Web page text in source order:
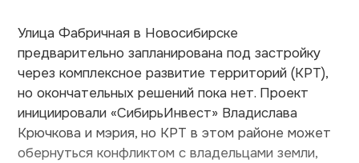
Улица Фабричная в Новосибирске
предварительно запланирована под застройку
через комплексное развитие территорий (КРТ),
но окончательных решений пока нет. Проект
инициировали «СибирьИнвест» Владислава
Крючкова и мэрия, но КРТ в этом районе может
обернуться конфликтом с владельцами земли,